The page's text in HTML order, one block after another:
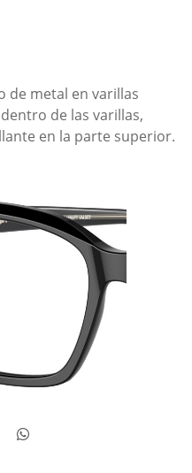
de metal en varillas
de las varillas,
en la parte superior.